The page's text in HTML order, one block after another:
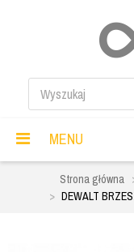
MENU
Strona główna
DEWALT